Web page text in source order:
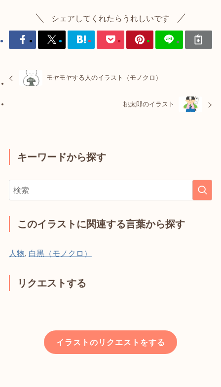
シェアしてくれたらうれしいです
モヤモヤする人のイラスト（モノクロ）
桃太郎のイラスト
キーワードから探す
このイラストに関連する言葉から探す
人物 白黒（モノクロ）
リクエストする
イラストのリクエストをする